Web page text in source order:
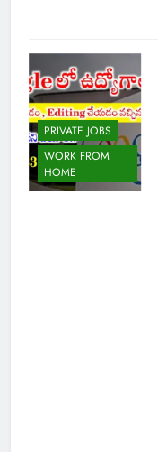
PRIVATE JOBS
WORK FROM
HOME